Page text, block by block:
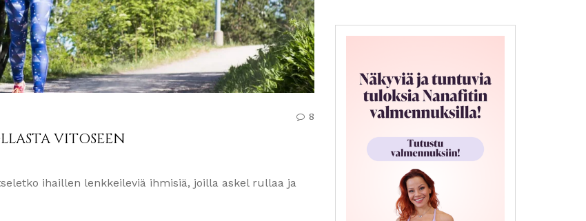
8
VITOSEEN
ihaillen lenkkeileviä ihmisiä, joilla askel rullaa ja